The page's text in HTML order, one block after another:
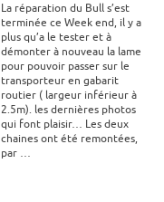
La réparation du Bull s’est
terminée ce Week end, il y a
plus qu’a le tester et à
démonter à nouveau la lame
pour pouvoir passer sur le
transporteur en gabarit
routier ( largeur inférieur à
2.5m). les dernières photos
qui font plaisir… Les deux
chaines ont été remontées,
par …